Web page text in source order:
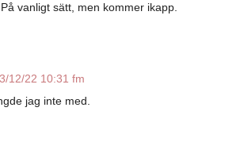
vanligt sätt, men kommer ikapp.
3/12/22 10:31 fm
jag inte med.